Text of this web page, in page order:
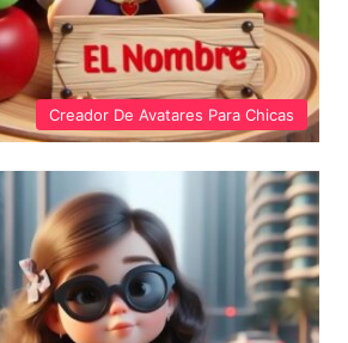
Creador De Avatares Para Chicas